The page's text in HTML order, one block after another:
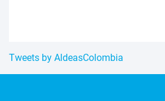
Tweets by AldeasColombia